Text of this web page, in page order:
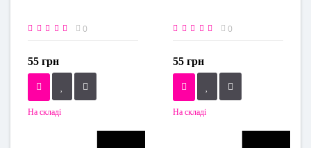
0
55 грн
На складі
0
55 грн
На складі